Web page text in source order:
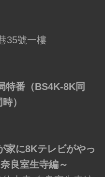
35號一樓
特番（BS4K-8K同
）
家に8Kテレビがやっ
良室生寺編～